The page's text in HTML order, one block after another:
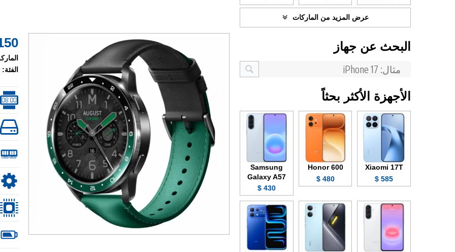
$
الفئة:
عرض المزيد من الماركات
البحث عن جهاز
الأجهزة الأكثر بحثاً
Xiaomi 17T
585 $
Honor 600
480 $
Samsung
Galaxy A57
430 $